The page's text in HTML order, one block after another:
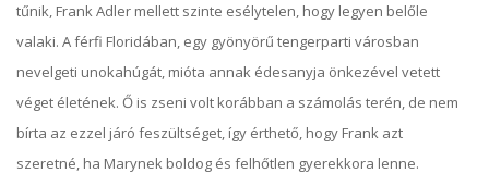
tűnik, Frank Adler mellett szinte esélytelen, hogy legyen belőle
valaki. A férfi Floridában, egy gyönyörű tengerparti városban
nevelgeti unokahúgát, mióta annak édesanyja önkezével vetett
véget életének. Ő is zseni volt korábban a számolás terén, de nem
bírta az ezzel járó feszültséget, így érthető, hogy Frank azt
szeretné, ha Marynek boldog és felhőtlen gyerekkora lenne.